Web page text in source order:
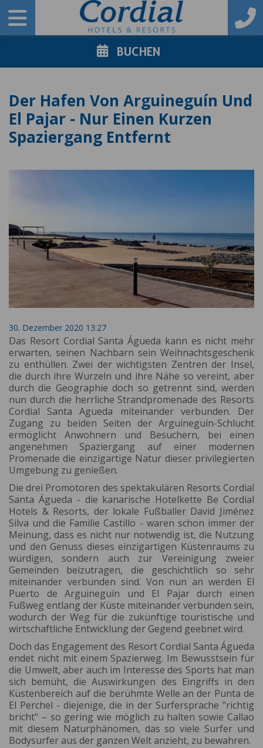
BUCHEN
Der Hafen Von Arguineguín Und
El Pajar - Nur Einen Kurzen
Spaziergang Entfernt
30. Dezember 2020 13:27
Das Resort Cordial Santa Águeda kann es nicht mehr
erwarten, seinen Nachbarn sein Weihnachtsgeschenk
zu enthüllen. Zwei der wichtigsten Zentren der Insel,
die durch ihre Wurzeln und ihre Nähe so vereint, aber
durch die Geographie doch so getrennt sind, werden
nun durch die herrliche Strandpromenade des Resorts
Cordial Santa Agueda miteinander verbunden. Der
Zugang zu beiden Seiten der Arguineguín-Schlucht
ermöglicht Anwohnern und Besuchern, bei einen
angenehmen Spaziergang auf einer modernen
Promenade die einzigartige Natur dieser privilegierten
Umgebung zu genießen.
Die drei Promotoren des spektakulären Resorts Cordial
Santa Águeda - die kanarische Hotelkette Be Cordial
Hotels & Resorts, der lokale Fußballer David Jiménez
Silva und die Familie Castillo - waren schon immer der
Meinung, dass es nicht nur notwendig ist, die Nutzung
und den Genuss dieses einzigartigen Küstenraums zu
würdigen, sondern auch zur Vereinigung zweier
Gemeinden beizutragen, die geschichtlich so sehr
miteinander verbunden sind. Von nun an werden El
Puerto de Arguineguín und El Pajar durch einen
Fußweg entlang der Küste miteinander verbunden sein,
wodurch der Weg für die zukünftige touristische und
wirtschaftliche Entwicklung der Gegend geebnet wird.
Doch das Engagement des Resort Cordial Santa Águeda
endet nicht mit einem Spazierweg. Im Bewusstsein für
die Umwelt, aber auch im Interesse des Sports hat man
sich bemüht, die Auswirkungen des Eingriffs in den
Küstenbereich auf die berühmte Welle an der Punta de
El Perchel - diejenige, die in der Surfersprache "richtig
bricht" – so gering wie möglich zu halten sowie Callao
mit diesem Naturphänomen, das so viele Surfer und
Bodysurfer aus der ganzen Welt anzieht, zu bewahren.